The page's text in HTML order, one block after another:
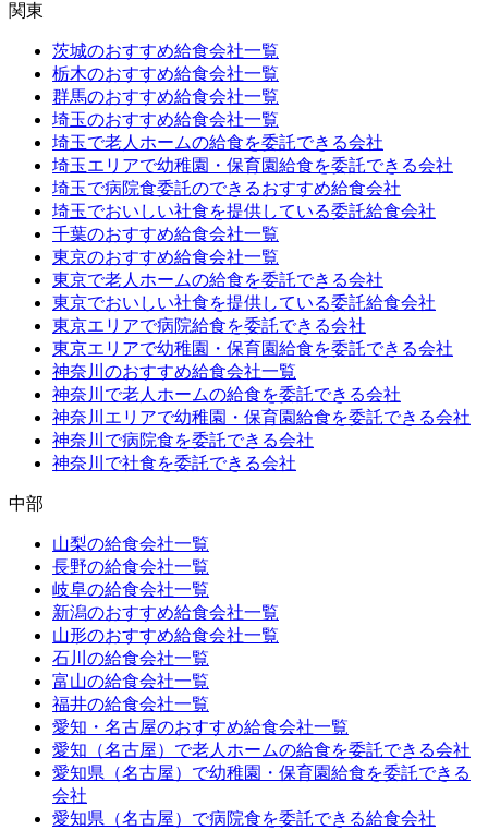
関東
茨城のおすすめ給食会社一覧
栃木のおすすめ給食会社一覧
群馬のおすすめ給食会社一覧
埼玉のおすすめ給食会社一覧
埼玉で老人ホームの給食を委託できる会社
埼玉エリアで幼稚園・保育園給食を委託できる会社
埼玉で病院食委託のできるおすすめ給食会社
埼玉でおいしい社食を提供している委託給食会社
千葉のおすすめ給食会社一覧
東京のおすすめ給食会社一覧
東京で老人ホームの給食を委託できる会社
東京でおいしい社食を提供している委託給食会社
東京エリアで病院給食を委託できる会社
東京エリアで幼稚園・保育園給食を委託できる会社
神奈川のおすすめ給食会社一覧
神奈川で老人ホームの給食を委託できる会社
神奈川エリアで幼稚園・保育園給食を委託できる会社
神奈川で病院食を委託できる会社
神奈川で社食を委託できる会社
中部
山梨の給食会社一覧
長野の給食会社一覧
岐阜の給食会社一覧
新潟のおすすめ給食会社一覧
山形のおすすめ給食会社一覧
石川の給食会社一覧
富山の給食会社一覧
福井の給食会社一覧
愛知・名古屋のおすすめ給食会社一覧
愛知（名古屋）で老人ホームの給食を委託できる会社
愛知県（名古屋）で幼稚園・保育園給食を委託できる
会社
愛知県（名古屋）で病院食を委託できる給食会社